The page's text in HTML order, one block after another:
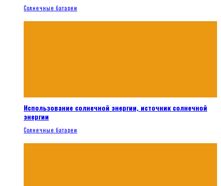
Солнечные батареи
Использование солнечной энергии, источник солнечной
энергии
Солнечные батареи